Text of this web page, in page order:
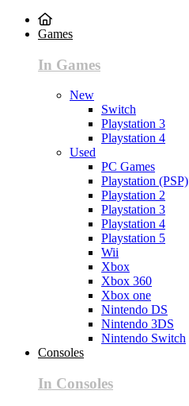
Games
In Games
New
Switch
Playstation 3
Playstation 4
Used
PC Games
Playstation (PSP)
Playstation 2
Playstation 3
Playstation 4
Playstation 5
Wii
Xbox
Xbox 360
Xbox one
Nintendo DS
Nintendo 3DS
Nintendo Switch
Consoles
In Consoles